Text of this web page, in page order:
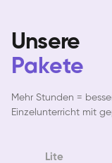
Unsere
Pakete
Mehr Stunden =
Einzelunterricht mit
Lite